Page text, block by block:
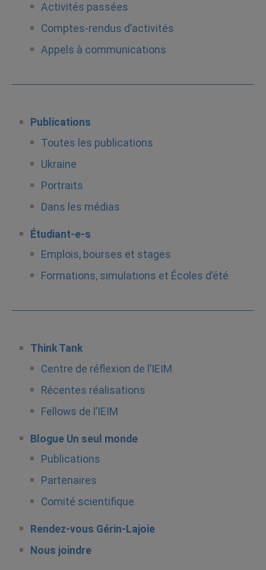
Activités passées
Comptes-rendus d’activités
Appels à communications
Publications
Toutes les publications
Ukraine
Portraits
Dans les médias
Étudiant-e-s
Emplois, bourses et stages
Formations, simulations et Écoles d’été
Think Tank
Centre de réflexion de l’IEIM
Récentes réalisations
Fellows de l’IEIM
Blogue Un seul monde
Publications
Partenaires
Comité scientifique
Rendez-vous Gérin-Lajoie
Nous joindre